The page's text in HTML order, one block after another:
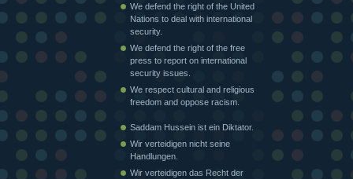
We defend the right of the United
Nations to deal with international
security.
We defend the right of the free
press to report on international
security issues.
We respect cultural and religious
freedom and oppose racism.
Saddam Hussein ist ein Diktator.
Wir verteidigen nicht seine
Handlungen.
Wir verteidigen das Recht der